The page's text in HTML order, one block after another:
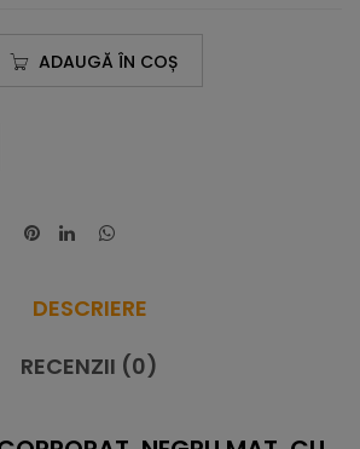
ADAUGĂ ÎN COȘ
DESCRIERE
RECENZII (0)